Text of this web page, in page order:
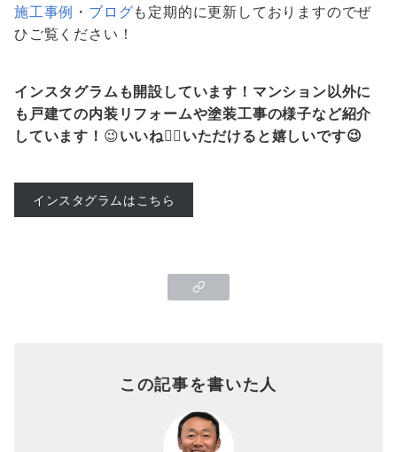
施工事例 ・ ブログも定期的に更新しておりますのでぜ
ひご覧ください！
インスタグラムも開設しています！マンション以外に
も戸建ての内装リフォームや塗装工事の様子など紹介
しています！ 😉いいね👍🏻いただけると嬉しいです😉
インスタグラムはこちら
この記事を書いた人